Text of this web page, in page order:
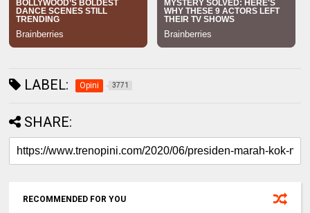
LABEL: Opini 3771
SHARE:
RECOMMENDED FOR YOU